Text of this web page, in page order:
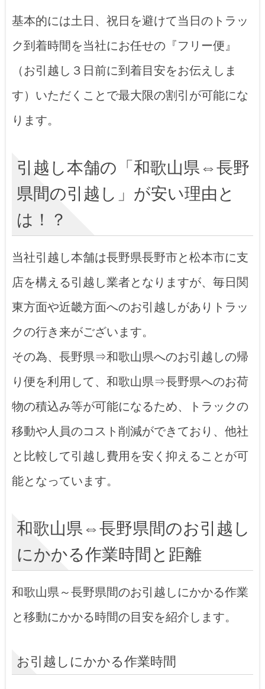
基本的には土日、祝日を避けて当日のトラッ
ク到着時間を当社にお任せの『フリー便』
（お引越し３日前に到着目安をお伝えしま
す）いただくことで最大限の割引が可能にな
ります。
引越し本舗の「和歌山県⇔長野
県間の引越し」が安い理由と
は！？
当社引越し本舗は長野県長野市と松本市に支
店を構える引越し業者となりますが、毎日関
東方面や近畿方面へのお引越しがありトラッ
クの行き来がございます。
その為、長野県⇒和歌山県へのお引越しの帰
り便を利用して、和歌山県⇒長野県へのお荷
物の積込み等が可能になるため、トラックの
移動や人員のコスト削減ができており、他社
と比較して引越し費用を安く抑えることが可
能となっています。
和歌山県⇔長野県間のお引越し
にかかる作業時間と距離
和歌山県～長野県間のお引越しにかかる作業
と移動にかかる時間の目安を紹介します。
お引越しにかかる作業時間